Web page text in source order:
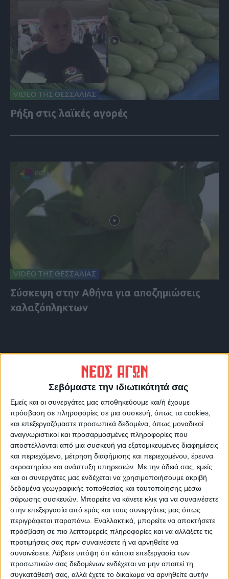
Σεβόμαστε την ιδιωτικότητά σας
Εμείς και οι συνεργάτες μας αποθηκεύουμε και/ή έχουμε
πρόσβαση σε πληροφορίες σε μια συσκευή, όπως τα cookies,
και επεξεργαζόμαστε προσωπικά δεδομένα, όπως μοναδικοί
αναγνωριστικοί και προσαρμοσμένες πληροφορίες που
αποστέλλονται από μια συσκευή για εξατομικευμένες διαφημίσεις
και περιεχόμενο, μέτρηση διαφήμισης και περιεχομένου, έρευνα
ακροατηρίου και ανάπτυξη υπηρεσιών. Με την άδειά σας, εμείς
και οι συνεργάτες μας ενδέχεται να χρησιμοποιήσουμε ακριβή
δεδομένα γεωγραφικής τοποθεσίας και ταυτοποίησης μέσω
σάρωσης συσκευών. Μπορείτε να κάνετε κλικ για να συναινέσετε
στην επεξεργασία από εμάς και τους συνεργάτες μας όπως
περιγράφεται παραπάνω. Εναλλακτικά, μπορείτε να αποκτήσετε
πρόσβαση σε πιο λεπτομερείς πληροφορίες και να αλλάξετε τις
προτιμήσεις σας πριν συναινέσετε ή να αρνηθείτε να
συναινέσετε. Λάβετε υπόψη ότι κάποια επεξεργασία των
προσωπικών σας δεδομένων ενδέχεται να μην απαιτεί τη
συγκατάθεσή σας, αλλά έχετε το δικαίωμα να αρνηθείτε αυτήν
VIDEO ΤΗΣ ΘΕΣΣΑΛΙΑΣ
Ρήξη στις λαϊκές αγορές
VIDEO ΤΗΣ ΘΕΣΣΑΛΙΑΣ
Σύσκεψη στην Αθήνα για αποζημιώσεις
χαλαζόπληκτων
VIDEO ΤΗΣ ΘΕΣΣΑΛΙΑΣ
Περιπέτεια για τον πρόεδρο του Ε.Κ.Λ
Γιάννη Σκόκα